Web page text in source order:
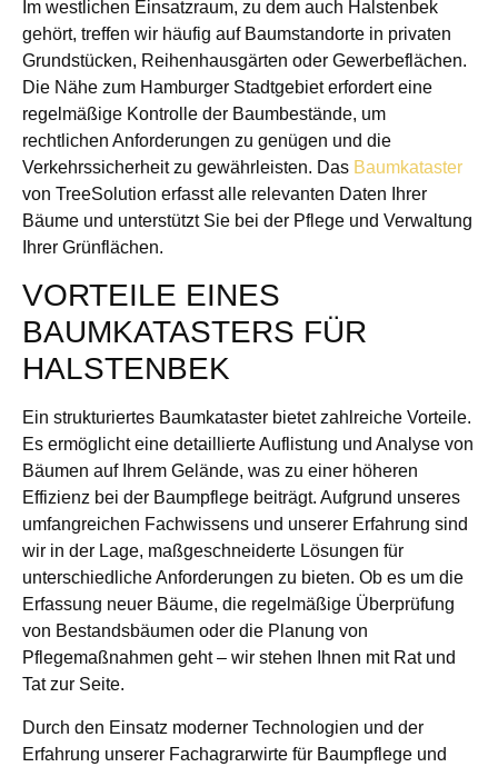
Im westlichen Einsatzraum, zu dem auch Halstenbek
gehört, treffen wir häufig auf Baumstandorte in privaten
Grundstücken, Reihenhausgärten oder Gewerbeflächen.
Die Nähe zum Hamburger Stadtgebiet erfordert eine
regelmäßige Kontrolle der Baumbestände, um
rechtlichen Anforderungen zu genügen und die
Verkehrssicherheit zu gewährleisten. Das Baumkataster
von TreeSolution erfasst alle relevanten Daten Ihrer
Bäume und unterstützt Sie bei der Pflege und Verwaltung
Ihrer Grünflächen.
VORTEILE EINES
BAUMKATASTERS FÜR
HALSTENBEK
Ein strukturiertes Baumkataster bietet zahlreiche Vorteile.
Es ermöglicht eine detaillierte Auflistung und Analyse von
Bäumen auf Ihrem Gelände, was zu einer höheren
Effizienz bei der Baumpflege beiträgt. Aufgrund unseres
umfangreichen Fachwissens und unserer Erfahrung sind
wir in der Lage, maßgeschneiderte Lösungen für
unterschiedliche Anforderungen zu bieten. Ob es um die
Erfassung neuer Bäume, die regelmäßige Überprüfung
von Bestandsbäumen oder die Planung von
Pflegemaßnahmen geht – wir stehen Ihnen mit Rat und
Tat zur Seite.
Durch den Einsatz moderner Technologien und der
Erfahrung unserer Fachagrarwirte für Baumpflege und